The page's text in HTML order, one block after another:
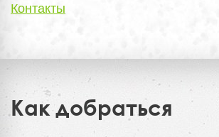
Контакты
Как добраться